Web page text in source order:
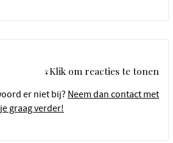
↓Klik om reacties te tonen
er niet bij? Neem dan contact met
graag verder!